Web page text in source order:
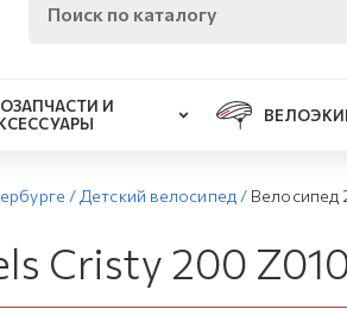
И
/ Детский велосипед / Велосипед
Cristy 200